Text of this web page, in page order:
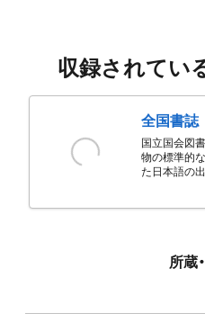
収録されてい
全国書誌
国立国会図
物の標準的
た日本語の
所蔵